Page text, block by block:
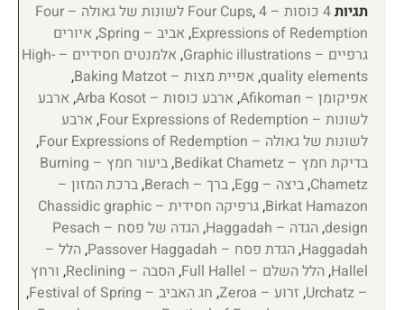
תגיות4 כוסות – Four Cups ,
4 לשונות של גאולה – Four
Expressions of Redemption
, אביב – Spring , איורים
גרפיים – Graphic illustrations
,
אלמנטים חסידיים – High-
quality elements
, אפיית מצות – Baking Matzot
,
אפיקומן – Afikoman
, ארבע כוסות – Arba Kosot , ארבע
לשונות – Four Expressions of Redemption
, ארבע
לשונות של גאולה – Four Expressions of Redemption
,
בדיקת חמץ – Bedikat Chametz
,
ביעור חמץ – Burning
Chametz
,ביצה – Egg ,ברך – Berach ,ברכת המזון –
Birkat Hamazon
,
גרפיקה חסידית – Chassidic graphic
design
,הגדה – Haggadah ,
הגדה של פסח – Pesach
Haggadah
,הגדת פסח – Passover Haggadah ,הלל –
Hallel
,הלל השלם – Full Hallel ,הסבה – Reclining , ורחץ
– Urchatz
, זרוע – Zeroa , חג האביב – Festival of Spring
,